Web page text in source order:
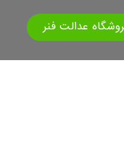
عدالت فنر